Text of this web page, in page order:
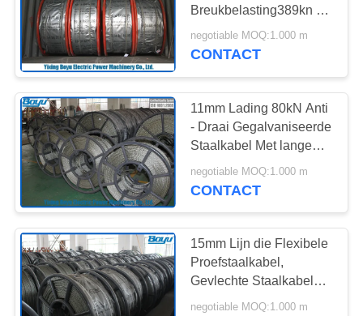
Breukbelasting389kn 18
Bundels Gevlechte
Staalkabel Techniek
negotiable MOQ:1.000 m
CONTACT
11mm Lading 80kN Anti
- Draai Gegalvaniseerde
Staalkabel Met lange
levensuur Met hoge
weerstand
negotiable MOQ:1.000 m
CONTACT
15mm Lijn die Flexibele
Proefstaalkabel,
Gevlechte Staalkabel
vastbinden
negotiable MOQ:1.000 m